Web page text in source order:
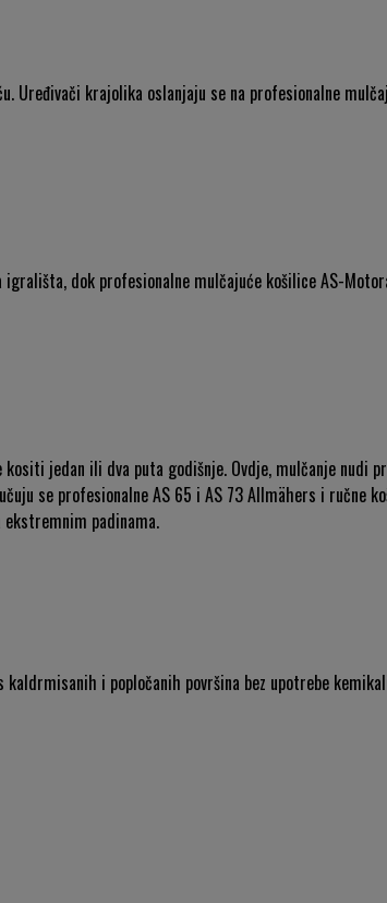
Uređivači krajolika oslanjaju se na profesionalne
dok profesionalne mulčajuće košilice AS-
jedan ili dva puta godišnje. Ovdje, mulčanje nudi
se profesionalne AS 65 i AS 73 Allmähers i ručne
padinama.
i popločanih površina bez upotrebe